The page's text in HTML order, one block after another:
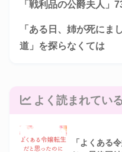
「戦利品の公爵夫人」
「ある日、姉が死にま
道」を探らなくては
よく読まれてい
「よくある